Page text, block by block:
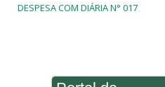
DESPESA COM DIÁRIA N° 017